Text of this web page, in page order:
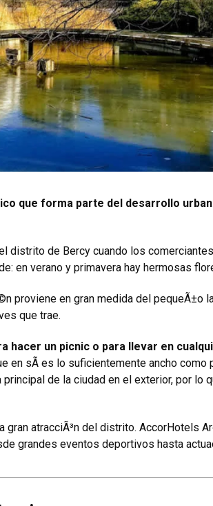
que forma parte del desarrollo
distrito de Bercy cuando los
en verano y primavera hay hermosas
proviene en gran medida del pequeÃ±o
que trae.
hacer un picnic o para llevar en
en sÃ­ es lo suficientemente ancho como
de la ciudad en el exterior, por lo
gran atracciÃ³n del distrito. AccorHotels
grandes eventos deportivos hasta